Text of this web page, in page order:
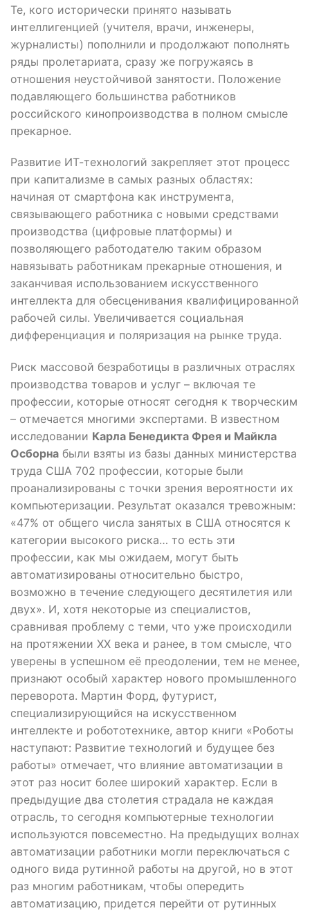
Те, кого исторически принято называть
интеллигенцией (учителя, врачи, инженеры,
журналисты) пополнили и продолжают пополнять
ряды пролетариата, сразу же погружаясь в
отношения неустойчивой занятости. Положение
подавляющего большинства работников
российского кинопроизводства в полном смысле
прекарное.
Развитие ИТ-технологий закрепляет этот процесс
при капитализме в самых разных областях:
начиная от смартфона как инструмента,
связывающего работника с новыми средствами
производства (цифровые платформы) и
позволяющего работодателю таким образом
навязывать работникам прекарные отношения, и
заканчивая использованием искусственного
интеллекта для обесценивания квалифицированной
рабочей силы. Увеличивается социальная
дифференциация и поляризация на рынке труда.
Риск массовой безработицы в различных отраслях
производства товаров и услуг – включая те
профессии, которые относят сегодня к творческим
– отмечается многими экспертами. В известном
исследовании Карла Бенедикта Фрея и Майкла
Осборна были взяты из базы данных министерства
труда США 702 профессии, которые были
проанализированы с точки зрения вероятности их
компьютеризации. Результат оказался тревожным:
«47% от общего числа занятых в США относятся к
категории высокого риска… то есть эти
профессии, как мы ожидаем, могут быть
автоматизированы относительно быстро,
возможно в течение следующего десятилетия или
двух». И, хотя некоторые из специалистов,
сравнивая проблему с теми, что уже происходили
на протяжении XX века и ранее, в том смысле, что
уверены в успешном её преодолении, тем не менее,
признают особый характер нового промышленного
переворота. Мартин Форд, футурист,
специализирующийся на искусственном
интеллекте и робототехнике, автор книги «Роботы
наступают: Развитие технологий и будущее без
работы» отмечает, что влияние автоматизации в
этот раз носит более широкий характер. Если в
предыдущие два столетия страдала не каждая
отрасль, то сегодня компьютерные технологии
используются повсеместно. На предыдущих волнах
автоматизации работники могли переключаться с
одного вида рутинной работы на другой, но в этот
раз многим работникам, чтобы опередить
автоматизацию, придется перейти от рутинных